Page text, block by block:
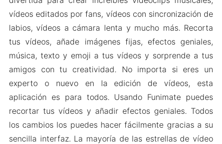
vídeos editados por fans, vídeos con sincronización de
labios, vídeos a cámara lenta y mucho más. Recorta
tus vídeos, añade imágenes fijas, efectos geniales,
música, texto y emoji a tus vídeos y sorprende a tus
amigos con tu creatividad. No importa si eres un
experto o nuevo en la edición de vídeos, esta
aplicación es para todos. Usando Funimate puedes
recortar tus vídeos y añadir efectos geniales. Todos
los cambios los puedes hacer fácilmente gracias a su
sencilla interfaz. La mayoría de las estrellas de vídeo